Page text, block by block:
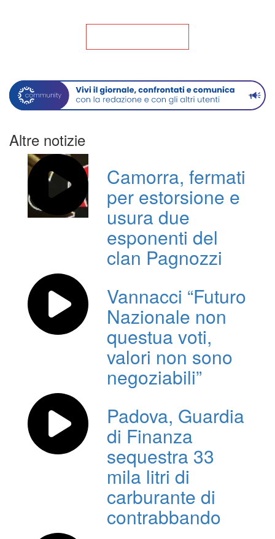
Altre notizie
Camorra, fermati
per estorsione e
usura due
esponenti del
clan Pagnozzi
Vannacci “Futuro
Nazionale non
questua voti,
valori non sono
negoziabili”
Padova, Guardia
di Finanza
sequestra 33
mila litri di
carburante di
contrabbando